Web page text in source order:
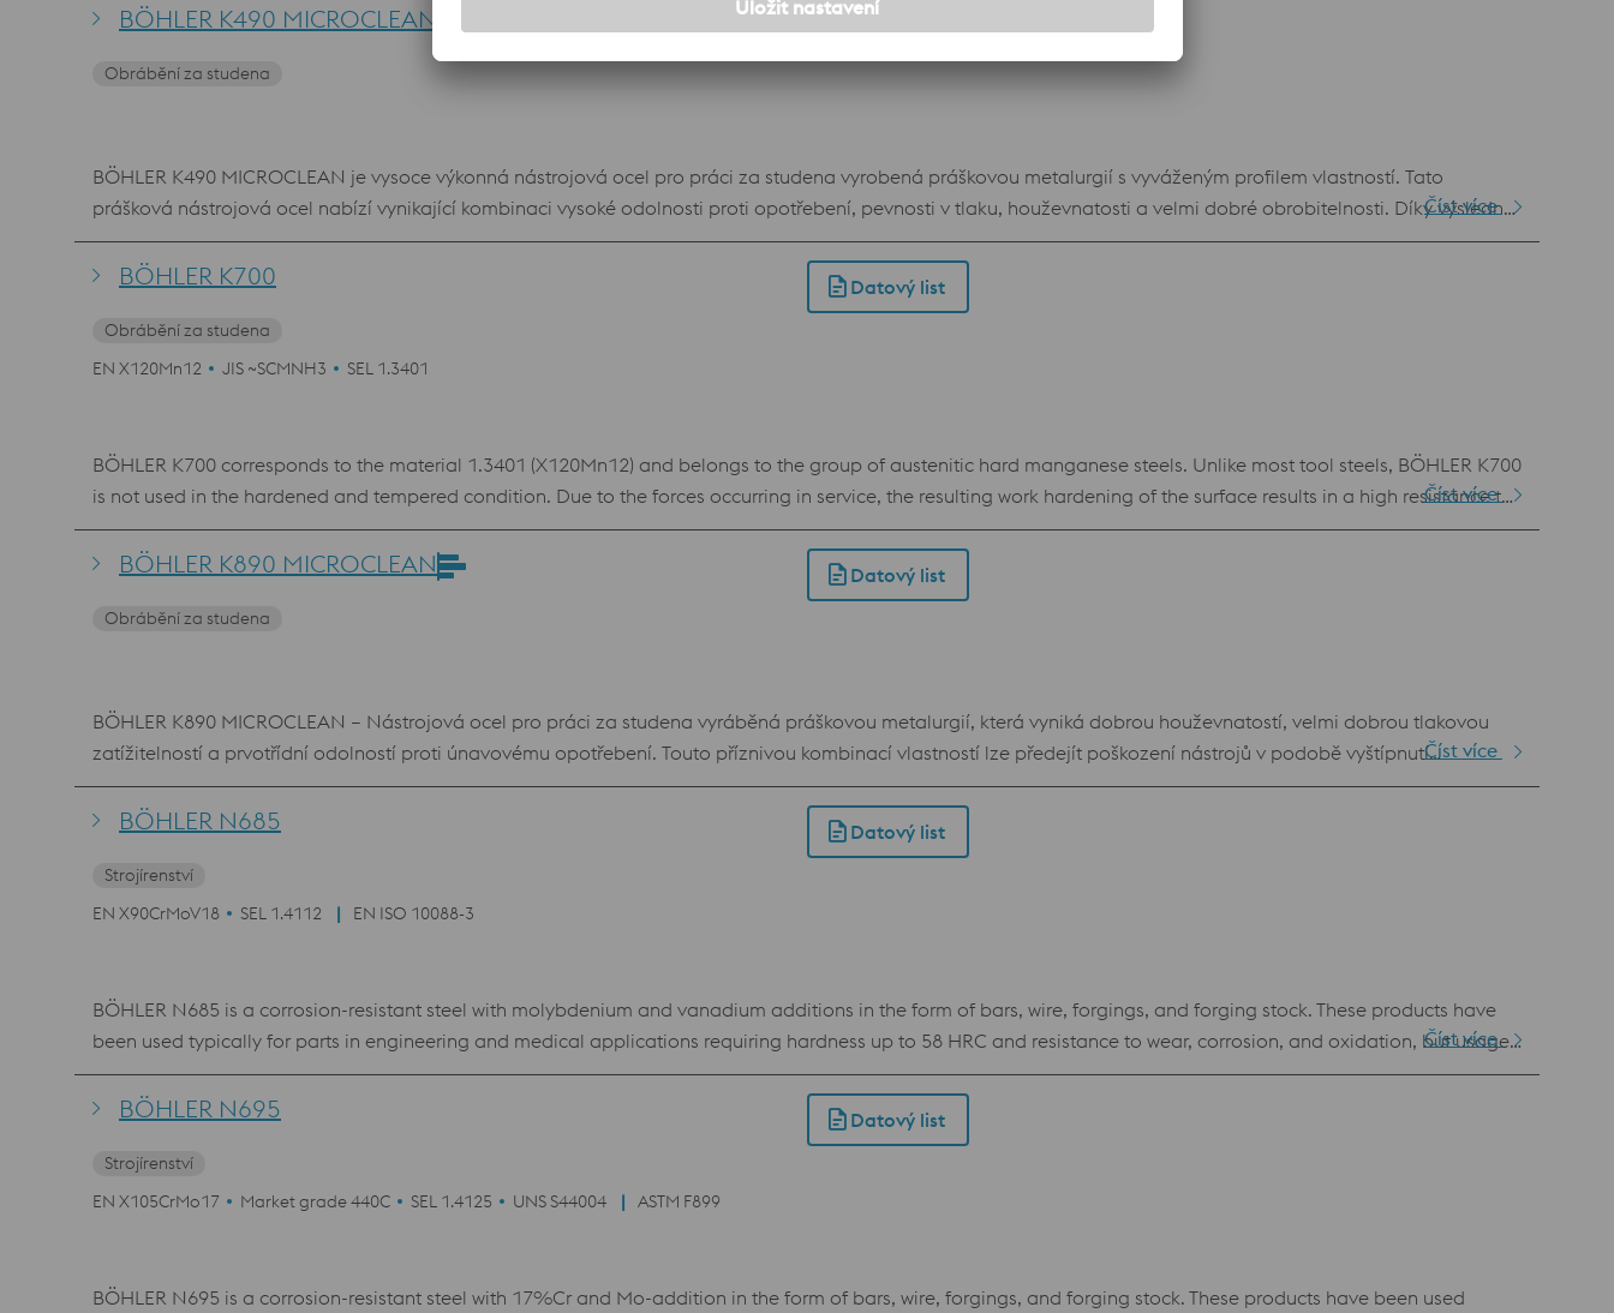
nástrojovým ocelím, jako 1.2379 (D2), tato kombinace lepší houževnatosti a odolnosti proti opotřebení nabízí významné výhody v oblasti vysekávacích a řezných
BÖHLER K490 MICROCLEAN Datový list
Obrábění za studena
BÖHLER K490 MICROCLEAN je vysoce výkonná nástrojová ocel pro práci za studena vyrobená práškovou metalurgií s vyváženým profilem vlastností. Tato
prášková nástrojová ocel nabízí vynikající kombinaci vysoké odolnosti proti opotřebení, pevnosti v tlaku, houževnatosti a velmi dobré obrobitelnosti. Díky výsledné
flexibilitě se Böhler K490 MICROCLEAN používá téměř ve všech aplikacích pro práci za studena a v mnoha případech je první volbou pro nově vyvinuté nástroje.
Díky standardním teplotám kalení nabízí Böhler K490 MICROCLEAN také možnost společného tepelného zpracování s běžnými ocelemi pro práci za studena
Číst více
BÖHLER K700 Datový list
Obrábění za studena
EN X120Mn12
JIS ~SCMNH3 SEL 1.3401
BÖHLER K700 corresponds to the material 1.3401 (X120Mn12) and belongs to the group of austenitic hard manganese steels. Unlike most tool steels, BÖHLER K700
is not used in the hardened and tempered condition. Due to the forces occurring in service, the resulting work hardening of the surface results in a high resistance to
abrasive wear. BÖHLER K700 is weldable. However, the heat input must be kept as low as possible to avoid embrittlement of the material. The material is used in
abrasive blasting and mining applications such as crusher jaws, beater bars, grate bars, linings, excavator teeth and chain rollers.
Číst více
BÖHLER K890 MICROCLEAN Datový list
Obrábění za studena
BÖHLER K890 MICROCLEAN – Nástrojová ocel pro práci za studena vyráběná práškovou metalurgií, která vyniká dobrou houževnatostí, velmi dobrou tlakovou
zatížitelností a prvotřídní odolností proti únavovému opotřebení. Touto příznivou kombinací vlastností lze předejít poškození nástrojů v podobě vyštípnutí
(Chipping). BÖHLER K890 MICROCLEAN se nepoužívá jen pro práci za studena, ale také při výrobě forem.
Číst více
BÖHLER N685 Datový list
Strojírenství
EN X90CrMoV18
SEL 1.4112 EN ISO 10088-3
BÖHLER N685 is a corrosion-resistant steel with molybdenium and vanadium additions in the form of bars, wire, forgings, and forging stock. These products have
been used typically for parts in engineering and medical applications requiring hardness up to 58 HRC and resistance to wear, corrosion, and oxidation, but usage
is not limited to such applications.
Číst více
BÖHLER N695 Datový list
Strojírenství
EN X105CrMo17
Market grade 440C SEL 1.4125 UNS S44004 ASTM F899
BÖHLER N695 is a corrosion-resistant steel with 17%Cr and Mo-addition in the form of bars, wire, forgings, and forging stock. These products have been used